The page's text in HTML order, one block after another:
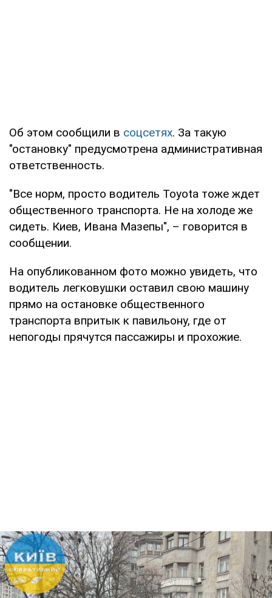
Об этом сообщили в соцсетях. За такую
"остановку" предусмотрена административная
ответственность.
"Все норм, просто водитель Toyota тоже ждет
общественного транспорта. Не на холоде же
сидеть. Киев, Ивана Мазепы", – говорится в
сообщении.
На опубликованном фото можно увидеть, что
водитель легковушки оставил свою машину
прямо на остановке общественного
транспорта впритык к павильону, где от
непогоды прячутся пассажиры и прохожие.